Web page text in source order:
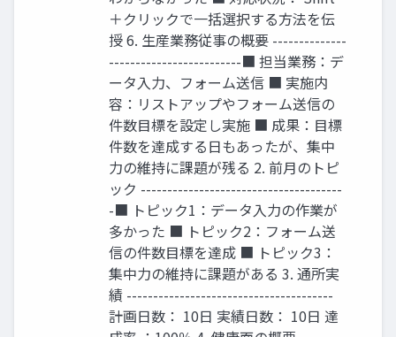
＋クリックで一括選択する方法を伝
授 6. 生産業務従事の概要 --------------
-------------------------■ 担当業務：デ
ータ入力、フォーム送信 ■ 実施内
容：リストアップやフォーム送信の
件数目標を設定し実施 ■ 成果：目標
件数を達成する日もあったが、集中
力の維持に課題が残る 2. 前月のトピ
ック --------------------------------------
-■ トピック1：データ入力の作業が
多かった ■ トピック2：フォーム送
信の件数目標を達成 ■ トピック3：
集中力の維持に課題がある 3. 通所実
績 ---------------------------------------
計画日数： 10日 実績日数： 10日 達